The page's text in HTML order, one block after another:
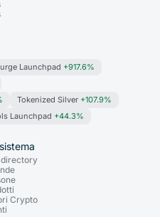
Launchpad +917.6%
Tokenized Silver +107.9%
Launchpad +44.3%
directory
Crypto